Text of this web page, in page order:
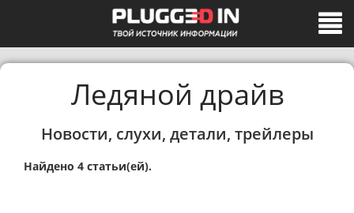
Ледяной драйв
Новости, слухи, детали, трейлеры
Найдено 4 статьи(ей).